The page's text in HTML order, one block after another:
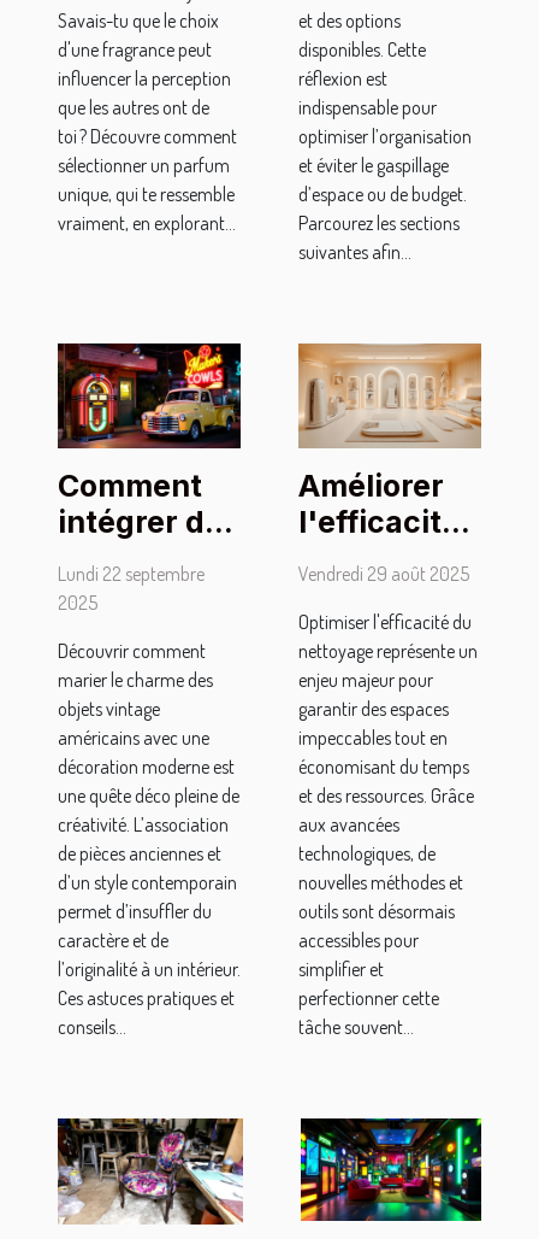
Savais-tu que le choix
d'une fragrance peut
influencer la perception
que les autres ont de
toi ? Découvre comment
sélectionner un parfum
unique, qui te ressemble
vraiment, en explorant...
et des options
disponibles. Cette
réflexion est
indispensable pour
optimiser l’organisation
et éviter le gaspillage
d’espace ou de budget.
Parcourez les sections
suivantes afin...
Comment
intégrer des
objets
vintage
dans une
décoration
moderne ?
Lundi 22 septembre
2025
Découvrir comment
marier le charme des
objets vintage
américains avec une
décoration moderne est
une quête déco pleine de
créativité. L’association
de pièces anciennes et
d’un style contemporain
permet d’insuffler du
caractère et de
l’originalité à un intérieur.
Ces astuces pratiques et
conseils...
Améliorer
l'efficacité
du
techniques
et outils
modernes
Vendredi 29 août 2025
Optimiser l'efficacité du
nettoyage représente un
enjeu majeur pour
garantir des espaces
impeccables tout en
économisant du temps
et des ressources. Grâce
aux avancées
technologiques, de
nouvelles méthodes et
outils sont désormais
accessibles pour
simplifier et
perfectionner cette
tâche souvent...